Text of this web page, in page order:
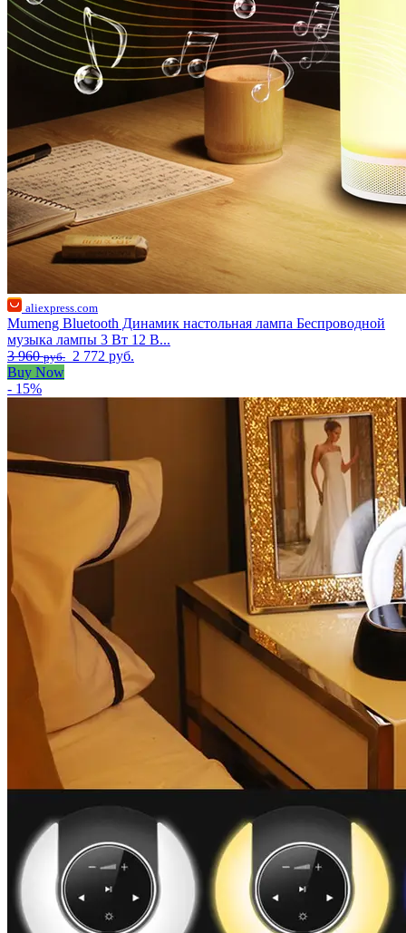
aliexpress.com
Mumeng Bluetooth Динамик настольная лампа Беспроводной
музыка лампы 3 Вт 12 В...
3 960руб. 2 772 руб.
Buy Now
- 15%